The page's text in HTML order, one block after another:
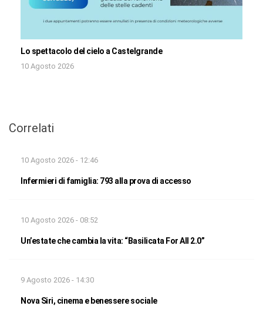
Lo spettacolo del cielo a Castelgrande
10 Agosto 2026
Correlati
10 Agosto 2026 - 12:46
Infermieri di famiglia: 793 alla prova di accesso
10 Agosto 2026 - 08:52
Un’estate che cambia la vita: “Basilicata For All 2.0”
9 Agosto 2026 - 14:30
Nova Siri, cinema e benessere sociale